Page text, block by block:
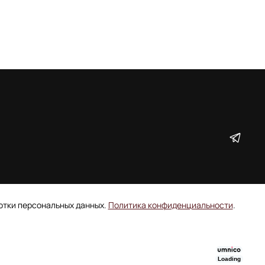
персональных данных. Политика конфиденциальности.
Loading